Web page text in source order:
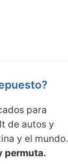
para
de autos y
y el mundo.
permuta.